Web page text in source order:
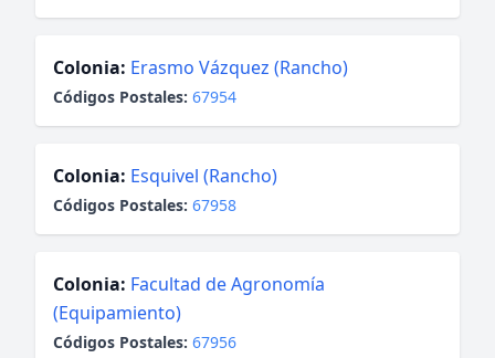
Colonia: Erasmo Vázquez (Rancho)
Códigos Postales: 67954
Colonia: Esquivel (Rancho)
Códigos Postales: 67958
Colonia: Facultad de Agronomía
(Equipamiento)
Códigos Postales: 67956